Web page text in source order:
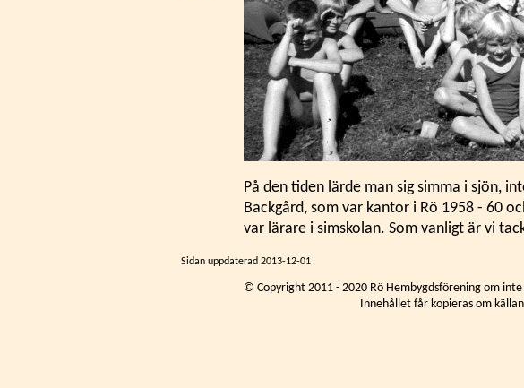
På den tiden lärde man sig simma i sjön,
Backgård, som var kantor i Rö 1958 - 60
var lärare i simskolan. Som vanligt är vi
Sidan uppdaterad 2013-12-01
© Copyright 2011 - 2020 Rö Hembygdsförening om
Innehållet får kopieras om